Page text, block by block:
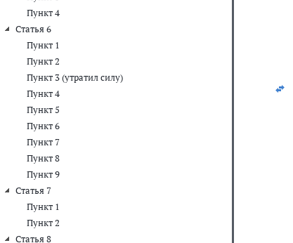
Пункт 4
Статья 6
Пункт 1
Пункт 2
Пункт 3 (утратил силу)
Пункт 4
Пункт 5
Пункт 6
Пункт 7
Пункт 8
Пункт 9
Статья 7
Пункт 1
Пункт 2
Статья 8